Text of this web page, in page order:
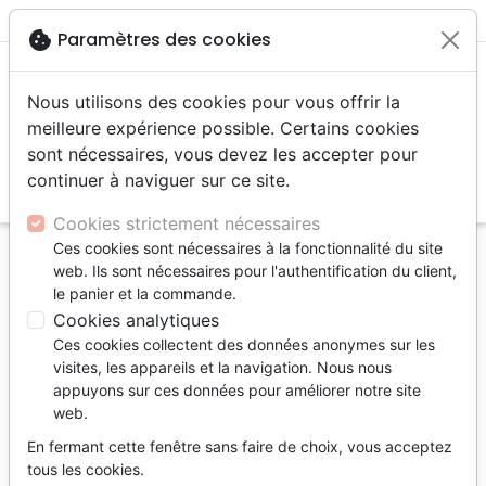
menu
Accueil Auteurs Haddon Deitrick
Deitrick Haddon
Liste des produits par auteur
Filtrertune
Blues, Jazz, RnB
cookie Paramètres des cookies
Nous utilisons des cookies pour vous offrir la
meilleure expérience possible. Certains cookies
sont nécessaires, vous devez les accepter pour
continuer à naviguer sur ce site.
Cookies strictement nécessaires
Ces cookies sont nécessaires à la fonctionnalité du site
web. Ils sont nécessaires pour l'authentification du client,
le panier et la commande.
Cookies analytiques
Ces cookies collectent des données anonymes sur les
visites, les appareils et la navigation. Nous nous
appuyons sur ces données pour améliorer notre site
web.
En fermant cette fenêtre sans faire de choix, vous acceptez
tous les cookies.